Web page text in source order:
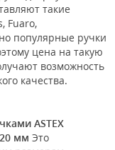
такие
Fuaro,
популярные ручки
цена на такую
возможность
качества.
ASTEX
мм Это